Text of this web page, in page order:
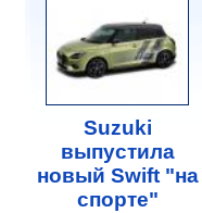
Suzuki
выпустила
новый Swift "на
спорте"